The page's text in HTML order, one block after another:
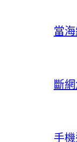
當
斷
手